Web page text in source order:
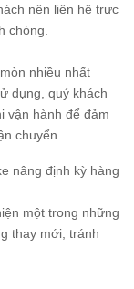
nên liên hệ trực
chóng.
nhiều nhất
dụng, quý khách
vận hành để đảm
chuyển.
nâng định kỳ hàng
một trong những
thay mới, tránh